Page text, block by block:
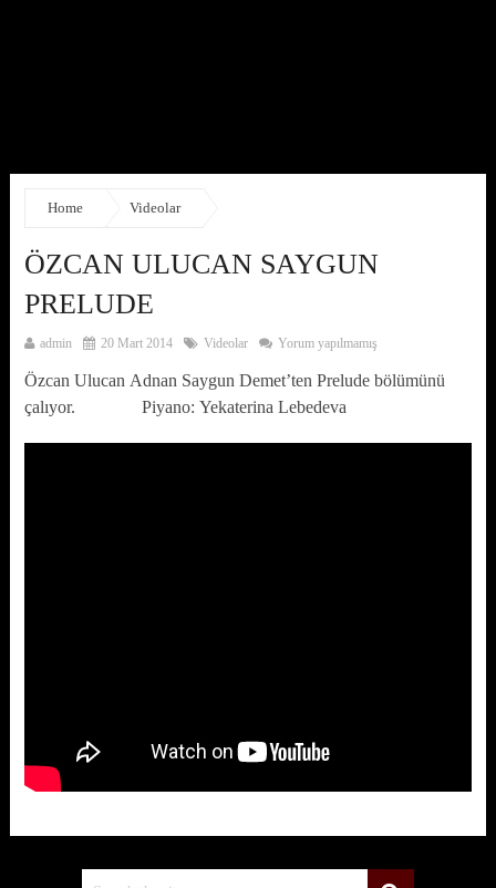
Home Videolar
ÖZCAN ULUCAN SAYGUN
PRELUDE
admin 20 Mart 2014 Videolar Yorum yapılmamış
Özcan Ulucan Adnan Saygun Demet’ten Prelude bölümünü
çalıyor. Piyano: Yekaterina Lebedeva